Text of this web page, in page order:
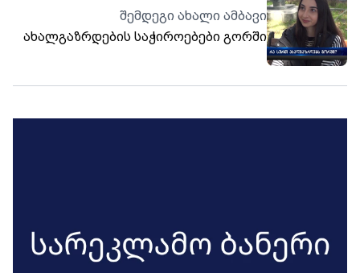
შემდეგი ახალი ამბავი
ახალგაზრდების საჭიროებები გორში